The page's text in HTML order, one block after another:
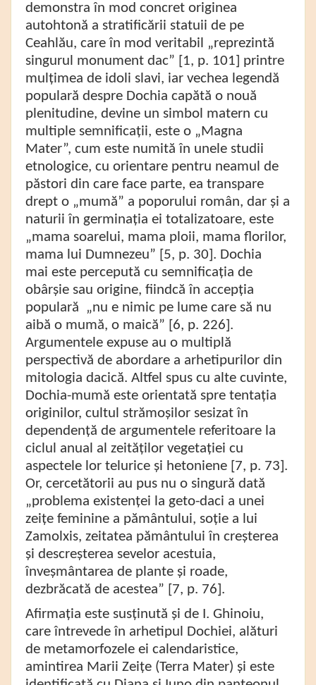
demonstra în mod concret originea
autohtonă a stratificării statuii de pe
Ceahlău, care în mod veritabil „reprezintă
singurul monument dac” [1, p. 101] printre
mulțimea de idoli slavi, iar vechea legendă
populară despre Dochia capătă o nouă
plenitudine, devine un simbol matern cu
multiple semnificații, este o „Magna
Mater”, cum este numită în unele studii
etnologice, cu orientare pentru neamul de
păstori din care face parte, ea transpare
drept o „mumă” a poporului român, dar și a
naturii în germinația ei totalizatoare, este
„mama soarelui, mama ploii, mama florilor,
mama lui Dumnezeu” [5, p. 30]. Dochia
mai este percepută cu semnificația de
obârșie sau origine, fiindcă în accepția
populară „nu e nimic pe lume care să nu
aibă o mumă, o maică” [6, p. 226].
Argumentele expuse au o multiplă
perspectivă de abordare a arhetipurilor din
mitologia dacică. Altfel spus cu alte cuvinte,
Dochia-mumă este orientată spre tentația
originilor, cultul strămoșilor sesizat în
dependență de argumentele referitoare la
ciclul anual al zeităților vegetației cu
aspectele lor telurice și hetoniene [7, p. 73].
Or, cercetătorii au pus nu o singură dată
„problema existenței la geto-daci a unei
zeițe feminine a pământului, soție a lui
Zamolxis, zeitatea pământului în creșterea
și descreșterea sevelor acestuia,
înveșmântarea de plante și roade,
dezbrăcată de acestea” [7, p. 76].
Afirmația este susținută și de I. Ghinoiu,
care întrevede în arhetipul Dochiei, alături
de metamorfozele ei calendaristice,
amintirea Marii Zeițe (Terra Mater) și este